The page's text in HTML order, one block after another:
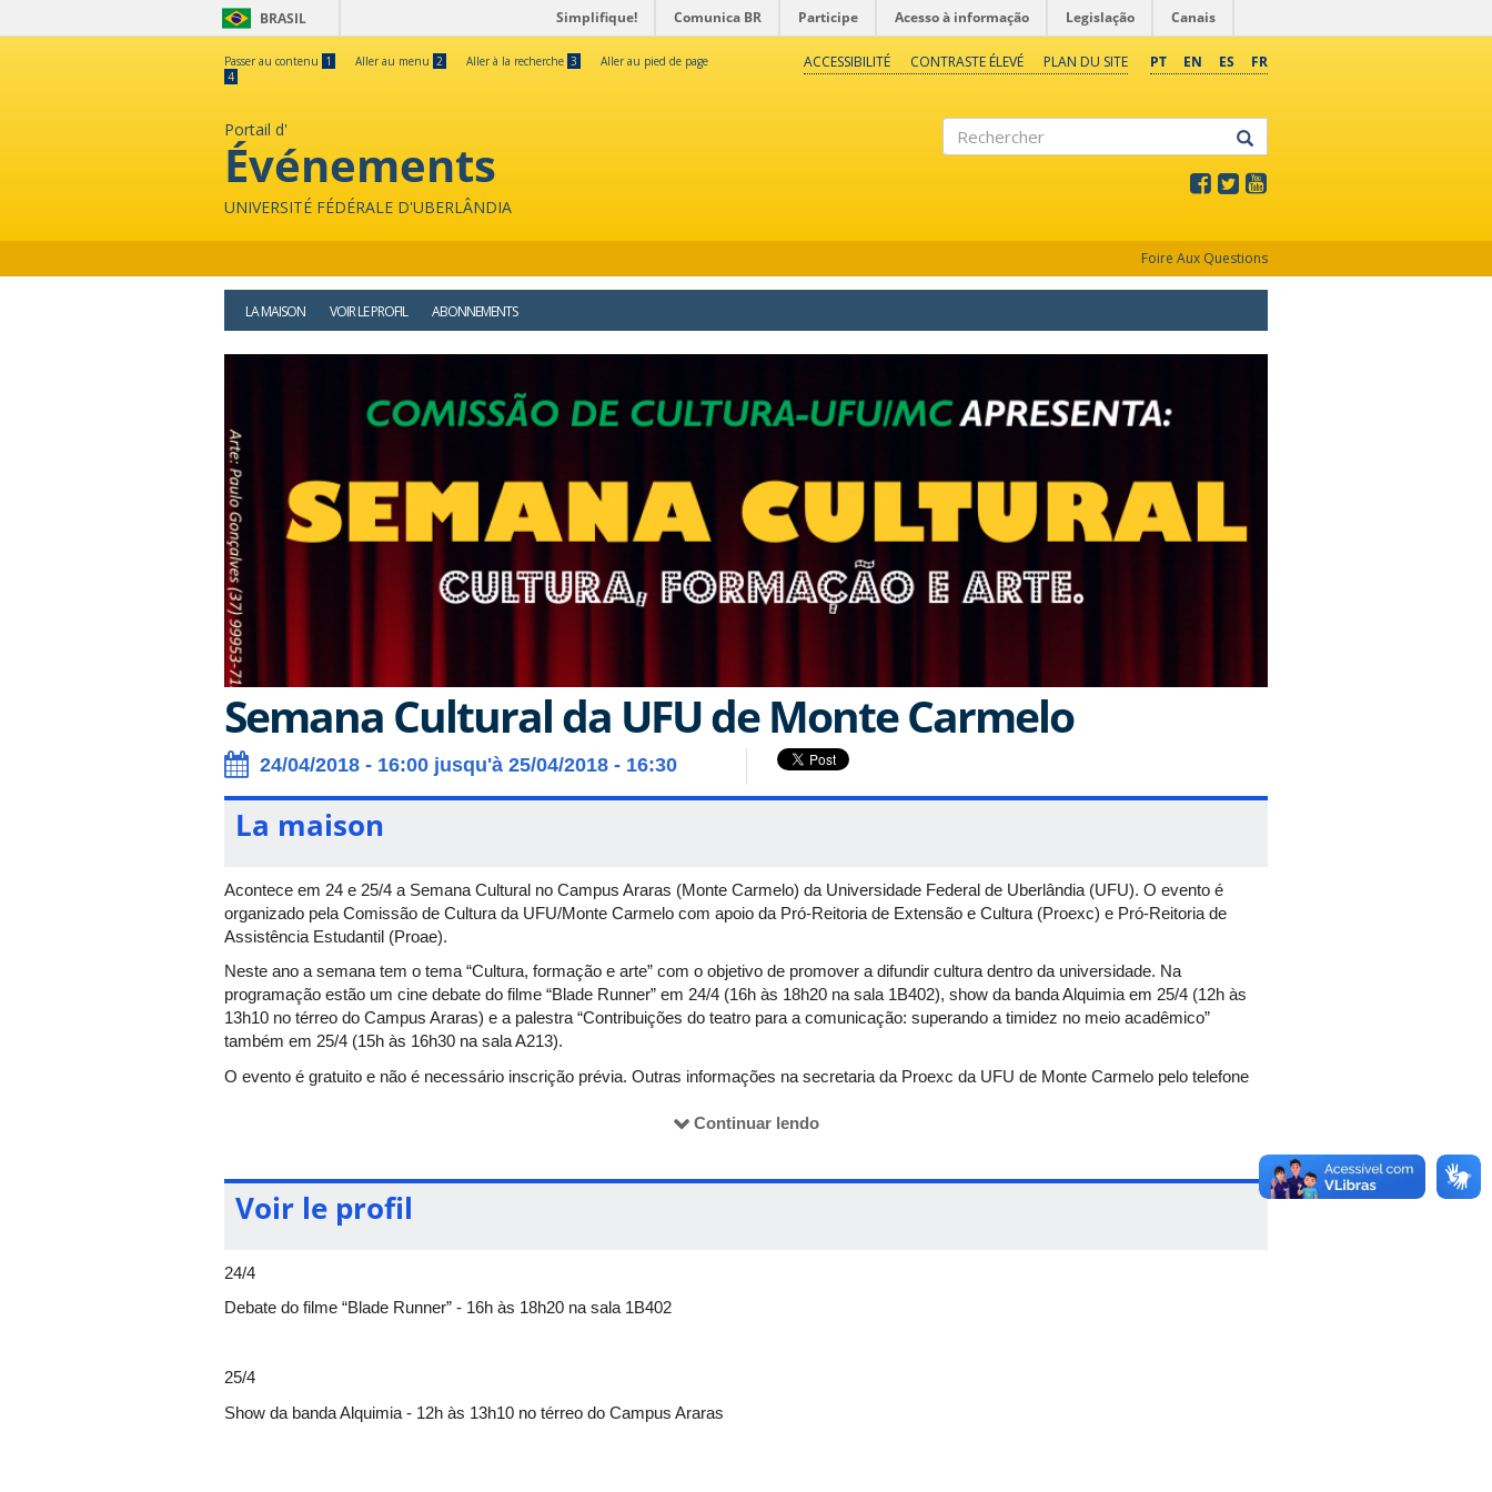
BRASIL Simplifique! Comunica BR Participe Acesso à informação Legislação Canais
Passer au contenu 1 Aller au menu 2 Aller à la recherche 3
Aller au pied de page
4
PT EN ES FR
ACCESSIBILITÉ CONTRASTE ÉLEVÉ PLAN DU SITE
Portail d'
Événements
UNIVERSITÉ FÉDÉRALE D'UBERLÂNDIA
Foire Aux Questions
LA MAISON VOIR LE PROFIL ABONNEMENTS
Semana Cultural da UFU de Monte Carmelo
24/04/2018 - 16:00 jusqu'à 25/04/2018 - 16:30
La maison
Acontece em 24 e 25/4 a Semana Cultural no Campus Araras (Monte Carmelo) da Universidade Federal de Uberlândia (UFU). O evento é
organizado pela Comissão de Cultura da UFU/Monte Carmelo com apoio da Pró-Reitoria de Extensão e Cultura (Proexc) e Pró-Reitoria de
Assistência Estudantil (Proae).
Neste ano a semana tem o tema “Cultura, formação e arte” com o objetivo de promover a difundir cultura dentro da universidade. Na
programação estão um cine debate do filme “Blade Runner” em 24/4 (16h às 18h20 na sala 1B402), show da banda Alquimia em 25/4 (12h às
13h10 no térreo do Campus Araras) e a palestra “Contribuições do teatro para a comunicação: superando a timidez no meio acadêmico”
também em 25/4 (15h às 16h30 na sala A213).
O evento é gratuito e não é necessário inscrição prévia. Outras informações na secretaria da Proexc da UFU de Monte Carmelo pelo telefone
Continuar lendo
Voir le profil
24/4
Debate do filme “Blade Runner” - 16h às 18h20 na sala 1B402
25/4
Show da banda Alquimia - 12h às 13h10 no térreo do Campus Araras